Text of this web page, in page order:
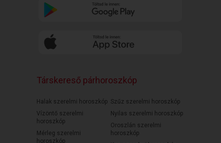
Társkereső párhoroszkóp
Halak szerelmi horoszkóp
Vízöntő szerelmi
horoszkóp
Mérleg szerelmi
horoszkóp
Szűz szerelmi horoszkóp
Nyilas szerelmi horoszkóp
Oroszlán szerelmi
horoszkóp